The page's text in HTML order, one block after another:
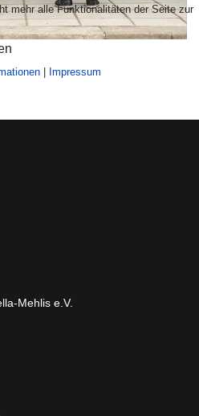
Mehlis e.V.
mehr alle Funktionalitäten der Seite zur
| Impressum